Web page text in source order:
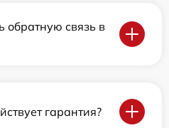
обратную связь в
гарантия?